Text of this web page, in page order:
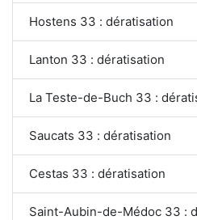
Hostens 33 : dératisation
Lanton 33 : dératisation
La Teste-de-Buch 33 :
Saucats 33 : dératisation
Cestas 33 : dératisation
Saint-Aubin-de-Médoc 33 :